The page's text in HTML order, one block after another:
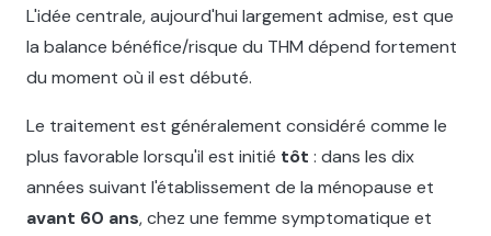
L'idée centrale, aujourd'hui largement admise, est que
la balance bénéfice/risque du THM dépend fortement
du moment où il est débuté.
Le traitement est généralement considéré comme le
plus favorable lorsqu'il est initié tôt : dans les dix
années suivant l'établissement de la ménopause et
avant 60 ans, chez une femme symptomatique et